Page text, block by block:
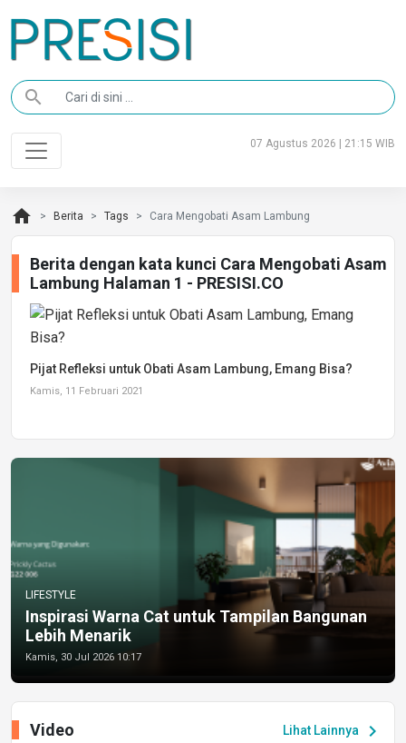
search
07 Agustus 2026 | 21:15 WIB
home Berita Tags Cara Mengobati Asam Lambung
Berita dengan kata kunci Cara Mengobati Asam
Lambung Halaman 1 - PRESISI.CO
Pijat Refleksi untuk Obati Asam Lambung, Emang Bisa?
Kamis, 11 Februari 2021
LIFESTYLE
Inspirasi Warna Cat untuk Tampilan Bangunan
Lebih Menarik
Kamis, 30 Jul 2026 10:17
Lihat Lainnya chevron_right
Video